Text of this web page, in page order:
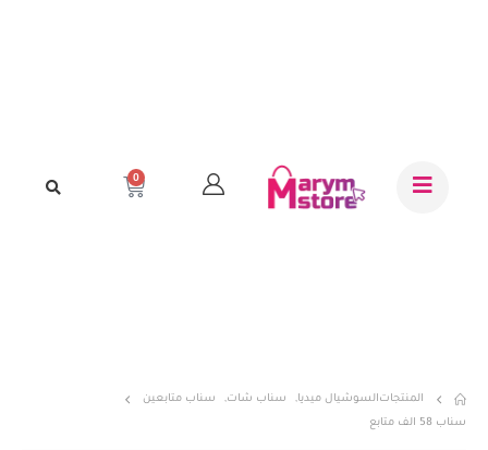
0
المنتجاتالسوشيال ميديا, سناب شات,
سناب متابعين
سناب 58 الف متابع